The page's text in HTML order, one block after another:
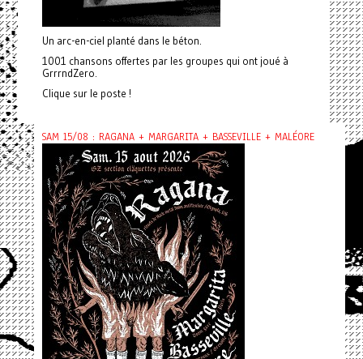
Un arc-en-ciel planté dans le béton.
1001 chansons offertes par les groupes qui ont joué à
GrrrndZero.
Clique sur le poste !
SAM 15/08 : RAGANA + MARGARITA + BASSEVILLE + MALÉORE